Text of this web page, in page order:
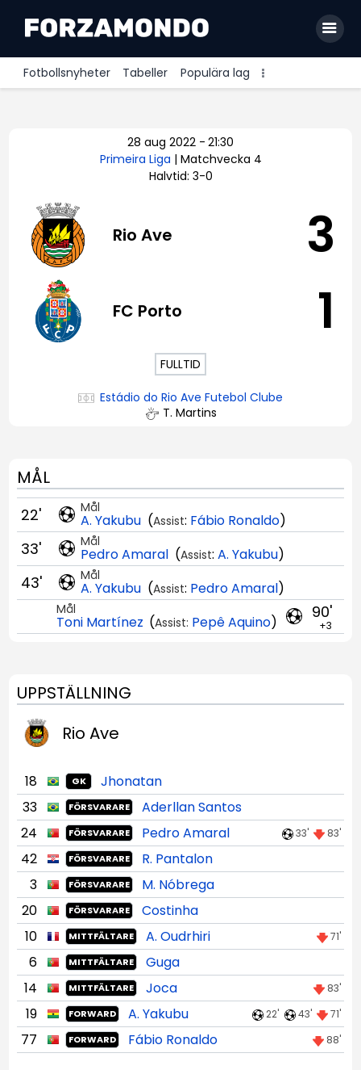
Fotbollsnyheter Tabeller Populära lag
Premier League
Bundesliga
Serie A
Ligue 1
28 aug 2022 - 21:30
Primeira Liga | Matchvecka 4
Halvtid: 3-0
Rio Ave 3
FC Porto 1
FULLTID
Estádio do Rio Ave Futebol Clube
T. Martins
MÅL
Mål
A. Yakubu (Assist: Fábio Ronaldo)
22'
Mål
Pedro Amaral (Assist: A. Yakubu)
33'
Mål
A. Yakubu (Assist: Pedro Amaral)
43'
90'
+3
Mål
Toni Martínez (Assist: Pepê Aquino)
UPPSTÄLLNING
Rio Ave
18 GK
Jhonatan
33
FÖRSVARARE
Aderllan Santos
24
FÖRSVARARE Pedro Amaral 33' 83'
42 FÖRSVARARE
R. Pantalon
3
FÖRSVARARE
M. Nóbrega
20
FÖRSVARARE
Costinha
10
MITTFÄLTARE A. Oudrhiri 71'
6 MITTFÄLTARE
Guga
14
MITTFÄLTARE Joca 83'
19 FORWARD A. Yakubu 22' 43' 71'
77 FORWARD Fábio Ronaldo 88'